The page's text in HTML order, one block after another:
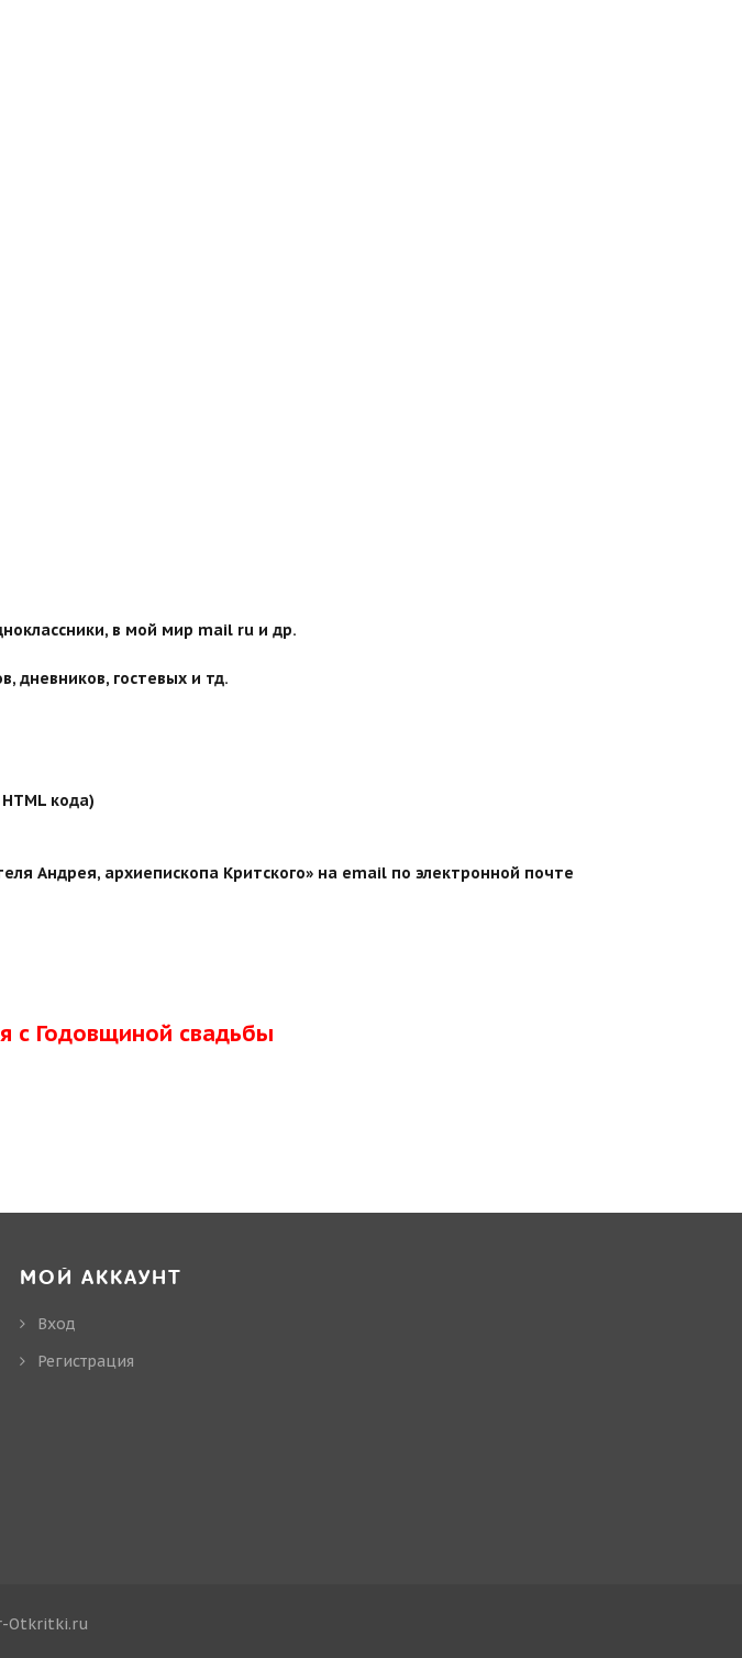
в мой мир mail ru и др.
дневников, гостевых и тд.
кода)
Андрея, архиепископа Критского» на email по электронной почте
с Годовщиной свадьбы
МОЙ АККАУНТ
Вход
Регистрация
Otkritki.ru